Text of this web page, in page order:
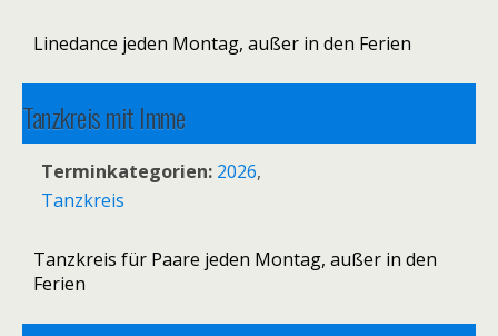
Linedance jeden Montag, außer in den Ferien
Tanzkreis mit Imme
17. August 2026 19:00– 20:30
Terminkategorien: 2026,
Tanzkreis
Tanzkreis für Paare jeden Montag, außer in den
Ferien